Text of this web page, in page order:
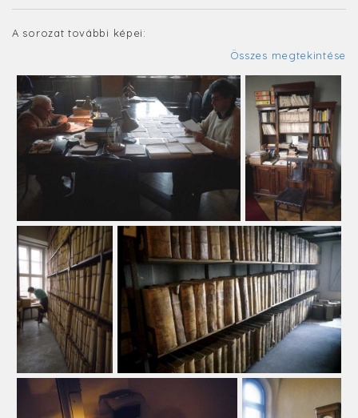
A sorozat további képei:
Összes megtekintése